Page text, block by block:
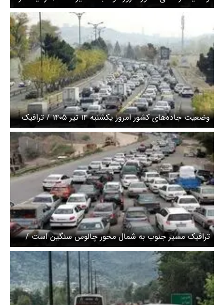
این جاده‌ها سنگین است
وضعیت‌ جاده‌های کشور امروز یکشنبه ۱۴ تیر ۱۴۰۵ / ترافیک
سنگین در ورودی‌های تهران
ترافیک مسیر جنوب به شمال محور چالوس سنگین است /
وضعیت تردد در جاده‌های کشور